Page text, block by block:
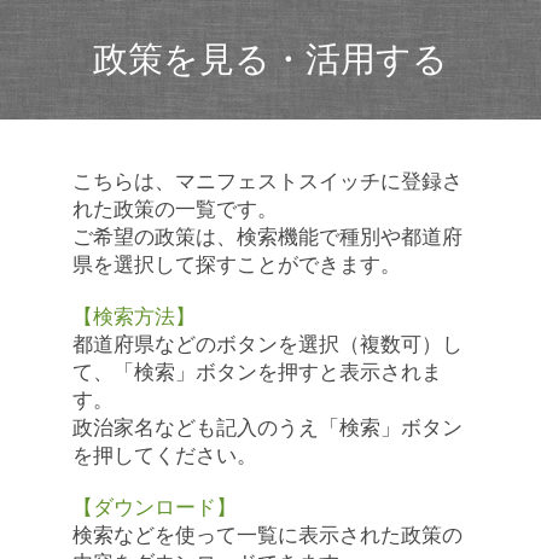
政策を見る・活用する
こちらは、マニフェストスイッチに登録さ
れた政策の一覧です。
ご希望の政策は、検索機能で種別や都道府
県を選択して探すことができます。
【検索方法】
都道府県などのボタンを選択（複数可）し
て、「検索」ボタンを押すと表示されま
す。
政治家名なども記入のうえ「検索」ボタン
を押してください。
【ダウンロード】
検索などを使って一覧に表示された政策の